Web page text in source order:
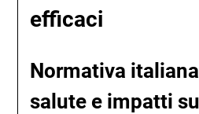
efficaci
Normativa
salute e impatti